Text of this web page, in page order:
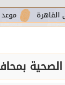
موعد سفر بعثة